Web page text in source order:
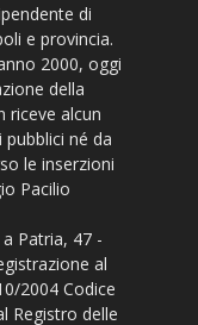
di
e provincia.
2000, oggi
della
riceve alcun
né da
le inserzioni
Pacilio
Patria, 47 -
al
2004 Codice
Registro delle